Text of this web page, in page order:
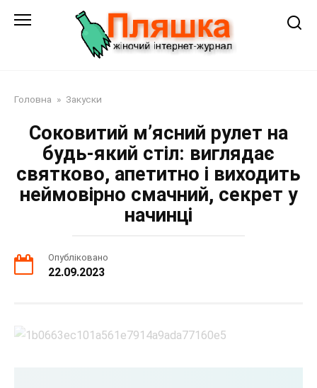
Головна » Закуски
Соковитий м’ясний рулет на
будь-який стіл: виглядає
святково, апетитно і виходить
неймовірно смачний, секрет у
начинці
Опубліковано
22.09.2023